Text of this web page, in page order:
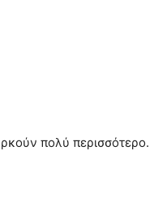
πολύ περισσότερο.